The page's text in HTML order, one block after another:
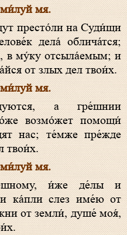
мя.
дела́ облича́тся;
в му́ку отсыла́емым; и
от злых дел твои́х.
мя.
возмо́жет помощи́
нас; те́мже пре́жде
твои́х.
мя.
ка́пли слез име́ю от
от земли́, душе́ моя́,